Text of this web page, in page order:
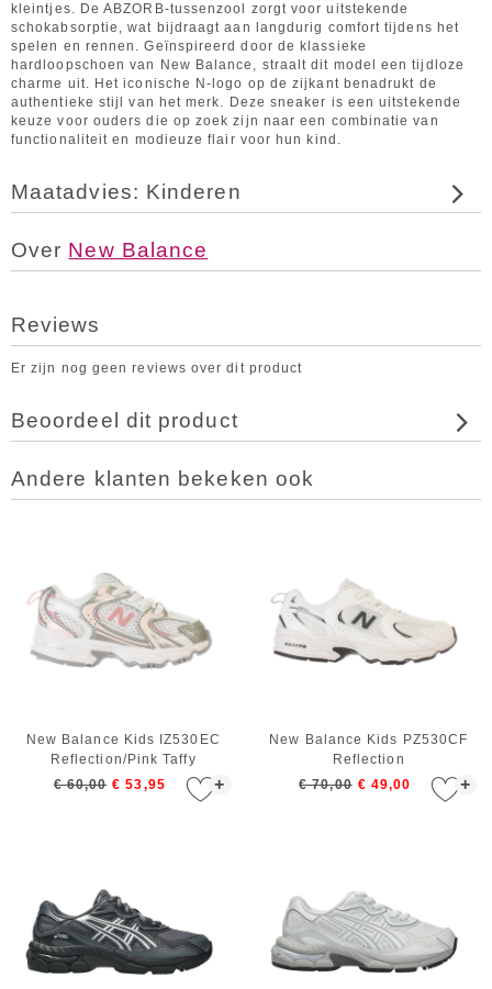
kleintjes. De ABZORB-tussenzool zorgt voor uitstekende
schokabsorptie, wat bijdraagt aan langdurig comfort tijdens het
spelen en rennen. Geïnspireerd door de klassieke
hardloopschoen van New Balance, straalt dit model een tijdloze
charme uit. Het iconische N-logo op de zijkant benadrukt de
authentieke stijl van het merk. Deze sneaker is een uitstekende
keuze voor ouders die op zoek zijn naar een combinatie van
functionaliteit en modieuze flair voor hun kind.
Maatadvies: Kinderen
Over New Balance
Reviews
Er zijn nog geen reviews over dit product
Beoordeel dit product
Andere klanten bekeken ook
+
New Balance Kids IZ530EC
Reflection/Pink Taffy
€ 60,00 € 53,95 +
New Balance Kids PZ530CF
Reflection
€ 70,00 € 49,00